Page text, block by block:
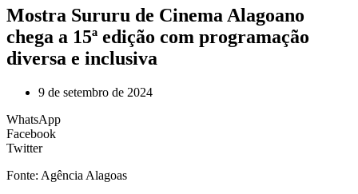
Mostra Sururu de Cinema Alagoano
chega a 15ª edição com programação
diversa e inclusiva
9 de setembro de 2024
WhatsApp
Facebook
Twitter
Fonte: Agência Alagoas